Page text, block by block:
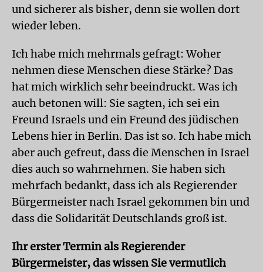
und sicherer als bisher, denn sie wollen dort
wieder leben.
Ich habe mich mehrmals gefragt: Woher
nehmen diese Menschen diese Stärke? Das
hat mich wirklich sehr beeindruckt. Was ich
auch betonen will: Sie sagten, ich sei ein
Freund Israels und ein Freund des jüdischen
Lebens hier in Berlin. Das ist so. Ich habe mich
aber auch gefreut, dass die Menschen in Israel
dies auch so wahrnehmen. Sie haben sich
mehrfach bedankt, dass ich als Regierender
Bürgermeister nach Israel gekommen bin und
dass die Solidarität Deutschlands groß ist.
Ihr erster Termin als Regierender
Bürgermeister, das wissen Sie vermutlich